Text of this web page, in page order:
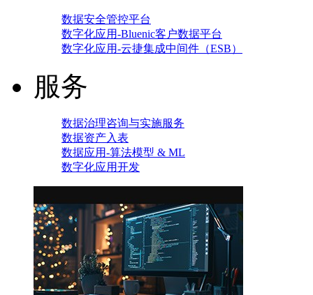
数据安全管控平台
数字化应用-Bluenic客户数据平台
数字化应用-云捷集成中间件（ESB）
服务
数据治理咨询与实施服务
数据资产入表
数据应用-算法模型 & ML
数字化应用开发